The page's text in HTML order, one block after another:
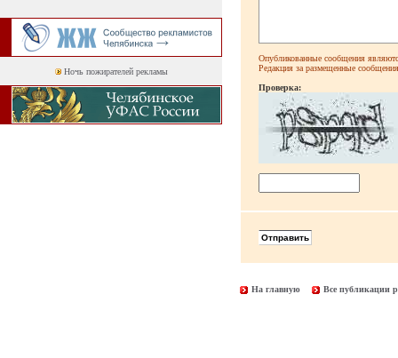
Ночь пожирателей рекламы
Опубликованные сообщения
Редакция за размещенные сообщения
Проверка:
На главную Все публикации